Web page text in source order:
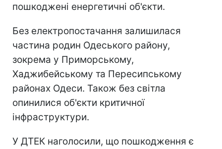
пошкоджені енергетичні об'єкти.
Без електропостачання залишилася
частина родин Одеського району,
зокрема у Приморському,
Хаджибейському та Пересипському
районах Одеси. Також без світла
опинилися об'єкти критичної
інфраструктури.
У ДТЕК наголосили, що пошкодження є